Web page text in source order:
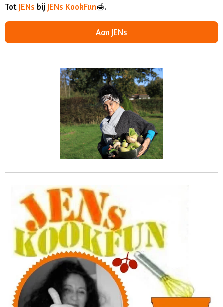
Tot JENs bij JENs KookFun🍯.
Aan JENs